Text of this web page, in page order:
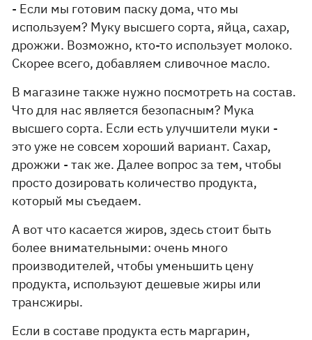
- Если мы готовим паску дома, что мы
используем? Муку высшего сорта, яйца, сахар,
дрожжи. Возможно, кто-то использует молоко.
Скорее всего, добавляем сливочное масло.
В магазине также нужно посмотреть на состав.
Что для нас является безопасным? Мука
высшего сорта. Если есть улучшители муки -
это уже не совсем хороший вариант. Сахар,
дрожжи - так же. Далее вопрос за тем, чтобы
просто дозировать количество продукта,
который мы съедаем.
А вот что касается жиров, здесь стоит быть
более внимательными: очень много
производителей, чтобы уменьшить цену
продукта, используют дешевые жиры или
трансжиры.
Если в составе продукта есть маргарин,